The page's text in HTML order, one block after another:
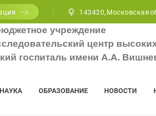
143420, Московская
учреждение
центр
госпиталь имени А.А.
НАУКА ОБРАЗОВАНИЕ НОВОСТИ